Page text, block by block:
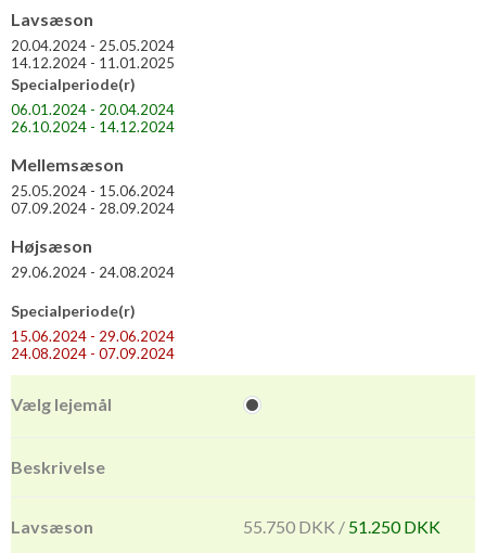
Lavsæson
20.04.2024 - 25.05.2024
14.12.2024 - 11.01.2025
Specialperiode(r)
06.01.2024 - 20.04.2024
26.10.2024 - 14.12.2024
Mellemsæson
25.05.2024 - 15.06.2024
07.09.2024 - 28.09.2024
Højsæson
29.06.2024 - 24.08.2024
Specialperiode(r)
15.06.2024 - 29.06.2024
24.08.2024 - 07.09.2024
55.750 DKK / 51.250 DKK